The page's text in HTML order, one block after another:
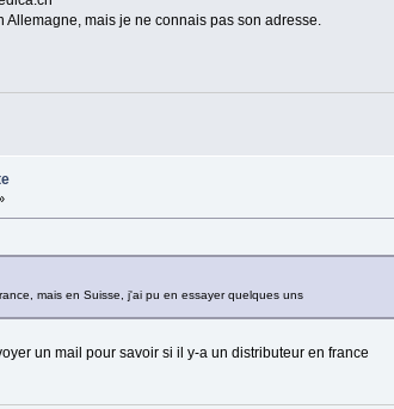
Allemagne, mais je ne connais pas son adresse.
mais en Suisse, j'ai pu en essayer quelques uns
un mail pour savoir si il y-a un distributeur en france